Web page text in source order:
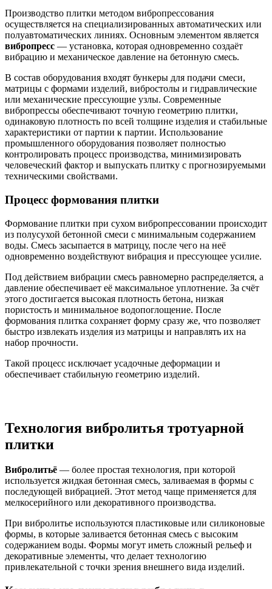
Производство плитки методом вибропрессования
осуществляется на специализированных автоматических или
полуавтоматических линиях. Основным элементом является
вибропресс — установка, которая одновременно создаёт
вибрацию и механическое давление на бетонную смесь.
В состав оборудования входят бункеры для подачи смеси,
матрицы с формами изделий, вибростолы и гидравлические
или механические прессующие узлы. Современные
вибропрессы обеспечивают точную геометрию плитки,
одинаковую плотность по всей толщине изделия и стабильные
характеристики от партии к партии. Использование
промышленного оборудования позволяет полностью
контролировать процесс производства, минимизировать
человеческий фактор и выпускать плитку с прогнозируемыми
техническими свойствами.
Процесс формования плитки
Формование плитки при сухом вибропрессовании происходит
из полусухой бетонной смеси с минимальным содержанием
воды. Смесь засыпается в матрицу, после чего на неё
одновременно воздействуют вибрация и прессующее усилие.
Под действием вибрации смесь равномерно распределяется, а
давление обеспечивает её максимальное уплотнение. За счёт
этого достигается высокая плотность бетона, низкая
пористость и минимальное водопоглощение. После
формования плитка сохраняет форму сразу же, что позволяет
быстро извлекать изделия из матрицы и направлять их на
набор прочности.
Такой процесс исключает усадочные деформации и
обеспечивает стабильную геометрию изделий.
Технология вибролитья тротуарной
плитки
Вибролитьё — более простая технология, при которой
используется жидкая бетонная смесь, заливаемая в формы с
последующей вибрацией. Этот метод чаще применяется для
мелкосерийного или декоративного производства.
При вибролитье используются пластиковые или силиконовые
формы, в которые заливается бетонная смесь с высоким
содержанием воды. Формы могут иметь сложный рельеф и
декоративные элементы, что делает технологию
привлекательной с точки зрения внешнего вида изделий.